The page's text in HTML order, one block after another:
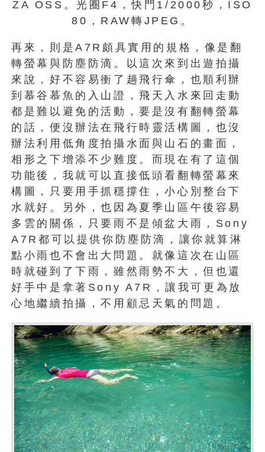
ZA OSS。光圈F4，快門1/2000秒，ISO
80，RAW轉JPEG。
再來，則是A7R頗具實用的規格，像是翻
轉螢幕與防塵防滴。以這次來到出遊拍攝
來說，好不容易衝了趟飛行傘，也順利辦
到慕谷慕魚的入山證，飛天入水來回走動
都是難以避免的活動，要是沒有翻轉螢幕
的話，便沒辦法在飛行時靈活構圖，也沒
辦法利用低角度拍攝水面與山石的畫面，
相形之下增添不少難度。而現在有了這個
功能後，我就可以直接低頭看翻轉螢幕來
構圖，只要用手抓穩撐住，小心別整台下
水就好。另外，也因為夏季山區午後容易
多雲的關係，只要雨不是傾盆大雨，Sony
A7R都可以提供你防塵防滴，讓你就算淋
點小雨也不會出大問題。就像這次在山區
時就碰到了下雨，雖然雨勢不大，但也還
好手中是拿著Sony A7R，讓我可更為放
心地繼續拍攝，不用顧忌天氣的問題。